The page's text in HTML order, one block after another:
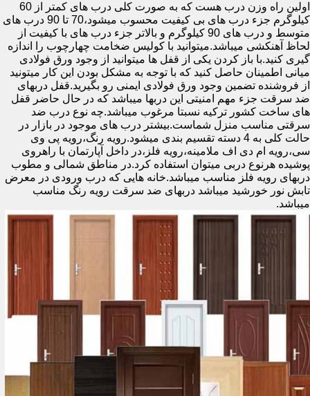
اولین راه وزن درب هست که به صورت کلی درب های کمتر از 60
کیلوگرم جزء درب های بی کیفیت محسوب میشود،70 تا 90 درب های
متوسط و درب های 90 کیلوگرم و بالاتر جزء درب های با کیفیت از
لحاظ آهنکشی میباشد.میتوانید با کولیس ضخامت چهارچوب را اندازه
گیری کنید.با باز کردن یکی از قفل ها میتوانید از وجود ورق فولادی
میانی اطمینان حاصل کنید که با توجه به مشکل بودن این کار میتونید
از فروشنده تضمین وجود ورق فولادی ایمنی رو بگیرید.قفل دربهای
ضد سرقت جزء مهم امنیتی این دربها میباشد که در حال حاضر قفل
های ساخت کشور ترکیه نسبتا مرغوب میباشد.چه نوع درب ضد
سرقتی مناسب منزل شماست.بیشتر درب های موجود در بازار در
حالت کلی به 4 دسته تقسیم بندی میشود.رویه رنگ،رویه پی وی
سی،رویه ام دی اف ملامینه،رویه فلز،در داخل آپارتمان با راهروی
پوشیده هرنوع دربی میتوان استفاده کرد.در مناطق شمالی و مطوب
دربهای رویه فلز مناسب میباشد.خانه هایی که درب ورودی در معرض
تابش نور خورشید میباشد دربهای ضد سرقت رویه رنگ مناسب
میباشد.